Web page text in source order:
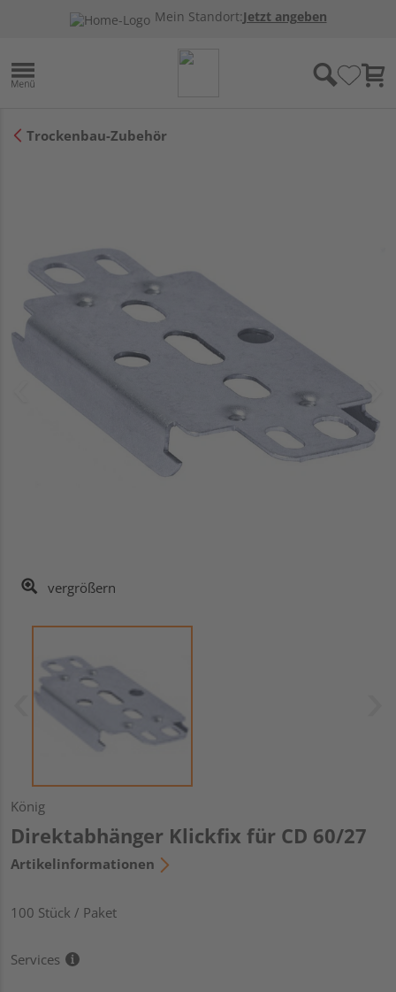
Mein Standort:Jetzt angeben
Trockenbau-Zubehör
vergrößern
König
Direktabhänger Klickfix für CD 60/27
Artikelinformationen
100 Stück / Paket
Services